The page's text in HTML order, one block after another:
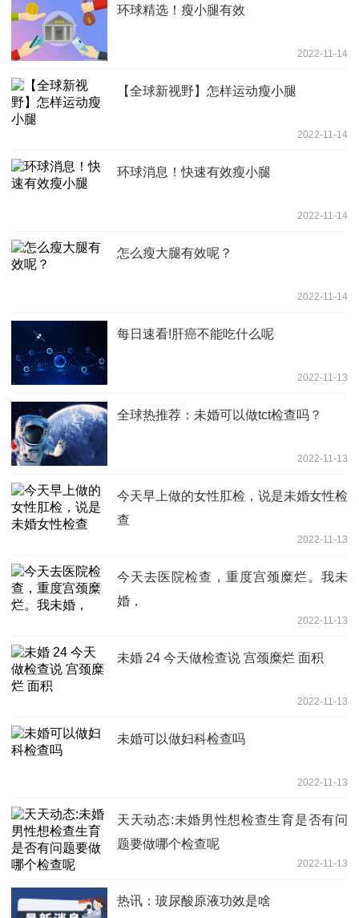
环球精选！瘦小腿有效
2022-11-14
【全球新视野】怎样运动瘦小腿
2022-11-14
环球消息！快速有效瘦小腿
2022-11-14
怎么瘦大腿有效呢？
2022-11-14
每日速看!肝癌不能吃什么呢
2022-11-13
全球热推荐：未婚可以做tct检查吗？
2022-11-13
今天早上做的女性肛检，说是未婚女性检
查
2022-11-13
今天去医院检查，重度宫颈糜烂。我未
婚，
2022-11-13
未婚 24 今天做检查说 宫颈糜烂 面积
2022-11-13
未婚可以做妇科检查吗
2022-11-13
天天动态:未婚男性想检查生育是否有问
题要做哪个检查呢
2022-11-13
热讯：玻尿酸原液功效是啥